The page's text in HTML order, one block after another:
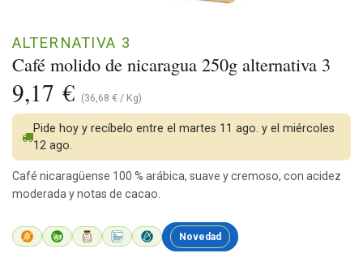
Café molido de nicaragua 250g alternativa 3
ALTERNATIVA 3
9,17 € (36,68 € / Kg)
Pide hoy y recíbelo entre el martes 11 ago. y el miércoles
12 ago.
Café nicaragüense 100 % arábica, suave y cremoso, con acidez
moderada y notas de cacao.
Novedad